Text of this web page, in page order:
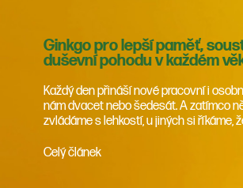
Ginkgo pro lepší paměť,
duševní pohodu v každém
Každý den přináší nové pracovní i
nám dvacet nebo šedesát. A zatímco
zvládáme s lehkostí, u jiných si říkáme,
Celý článek